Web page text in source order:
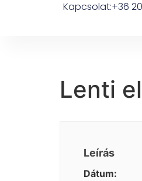
Kapcsolat:+36
Lenti
Leírás
Dátum: